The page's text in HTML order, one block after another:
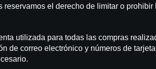
el derecho de limitar o
utilizada para todas las compras
de correo electrónico y números de